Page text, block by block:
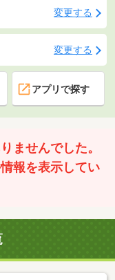
変更する
変更する
アプリで探す
ませんでした。
報を表示してい